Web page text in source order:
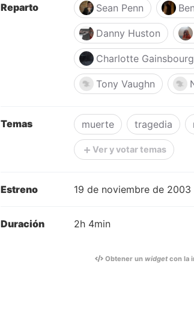
Reparto Sean Penn
Danny Huston
Charlotte Gainsbourg
Tony Vaughn
Temas muerte tragedia
Ver y votar temas
Estreno 19 de noviembre de 2003
Duración 2h 4min
Obtener un widgetcon la